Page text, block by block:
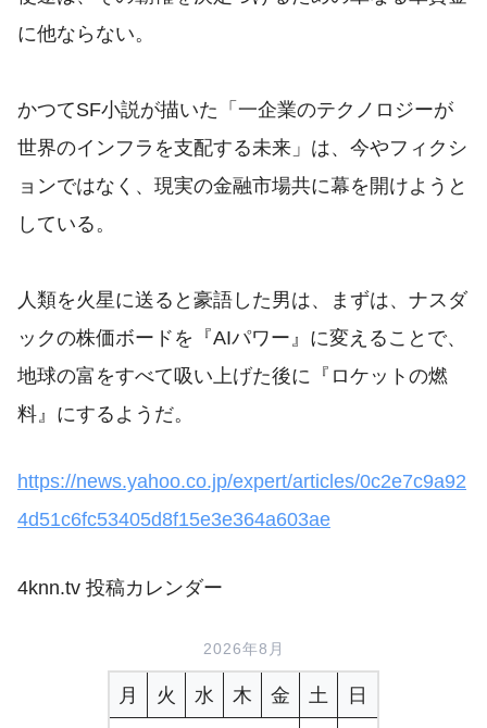
に他ならない。
かつてSF小説が描いた「一企業のテクノロジーが
世界のインフラを支配する未来」は、今やフィクシ
ョンではなく、現実の金融市場共に幕を開けようと
している。
人類を火星に送ると豪語した男は、まずは、ナスダ
ックの株価ボードを『AIパワー』に変えることで、
地球の富をすべて吸い上げた後に『ロケットの燃
料』にするようだ。
https://news.yahoo.co.jp/expert/articles/0c2e7c9a92
4d51c6fc53405d8f15e3e364a603ae
4knn.tv 投稿カレンダー
2026年8月
月 火 水 木 金 土
日